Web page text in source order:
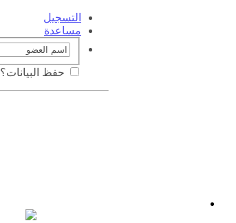
التسجيل
مساعدة
حفظ البيانات؟